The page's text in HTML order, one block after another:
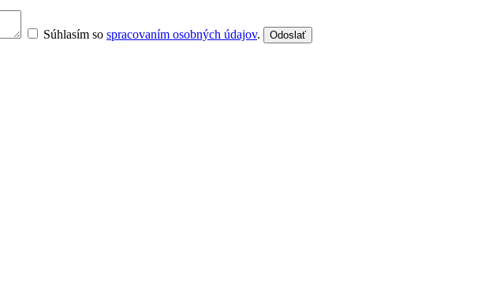
Súhlasím so spracovaním osobných údajov. Odoslať